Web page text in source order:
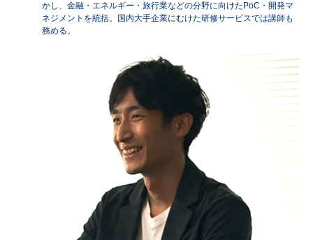
かし、金融・エネルギー・旅行業などの分野に向けた PoC ・開発マ
ネジメントを統括。国内大手企業にむけた研修サービスでは講師も
務める。